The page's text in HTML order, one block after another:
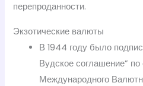
перепроданности.
Экзотические валюты
В 1944 году было
Вудское соглашение”
Международного